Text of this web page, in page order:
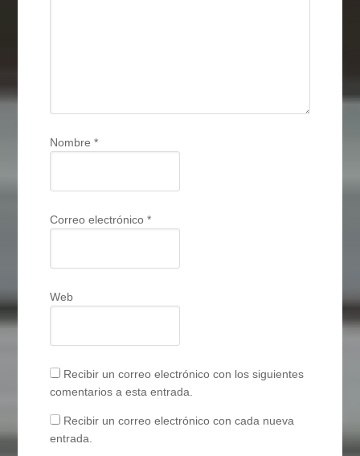
Nombre*
Correo electrónico*
Web
Recibir un correo electrónico con los siguientes
comentarios a esta entrada.
Recibir un correo electrónico con cada nueva
entrada.